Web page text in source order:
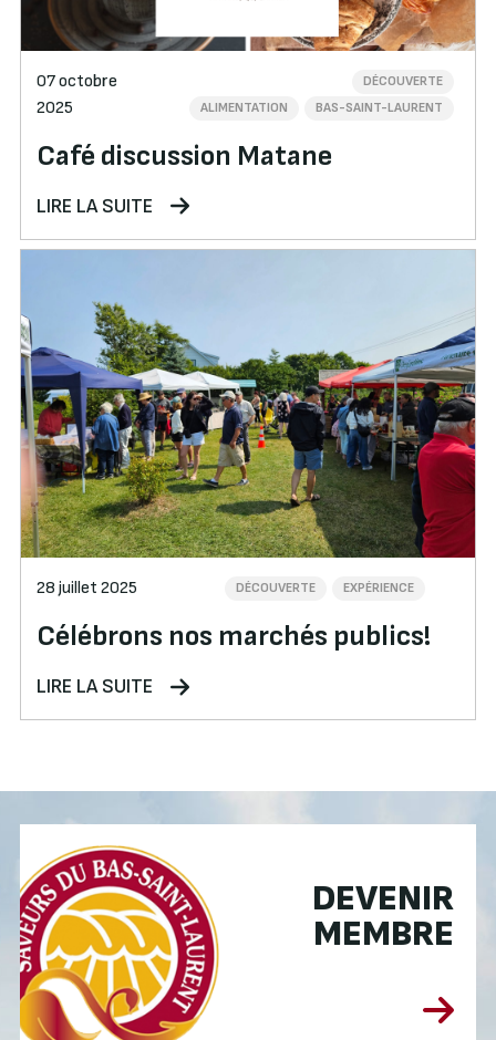
07 octobre
2025
ALIMENTATION BAS-SAINT-LAURENT
DÉCOUVERTE
Café discussion Matane
LIRE LA SUITE
28 juillet 2025 DÉCOUVERTE EXPÉRIENCE
Célébrons nos marchés publics!
LIRE LA SUITE
DEVENIR
MEMBRE